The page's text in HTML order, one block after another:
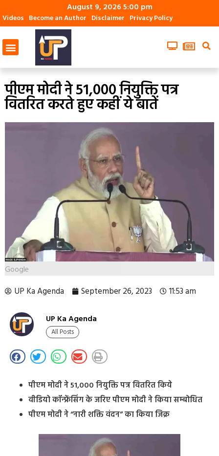
August 9, 2026 5:00 pm
Videos Become an Author Disclaimer Privacy Policy
पीएम मोदी ने 51,000 नियुक्ति पत्र
वितरित करते हुए कहीं ये बातें
Google
UP Ka Agenda September 26, 2023 11:53 am
UP Ka Agenda
All Posts
पीएम मोदी ने 51,000 नियुक्ति पत्र वितरित किये
वीडियो कॉन्फ्रेंसिंग के जरिए पीएम मोदी ने किया सम्बोधित
पीएम मोदी ने “नारी शक्ति वंदन” का किया जिक्र